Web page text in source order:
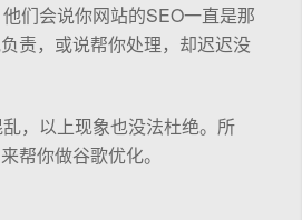
们会说你网站的SEO一直是那
责，或说帮你处理，却迟迟没
，以上现象也没法杜绝。所
帮你做谷歌优化。